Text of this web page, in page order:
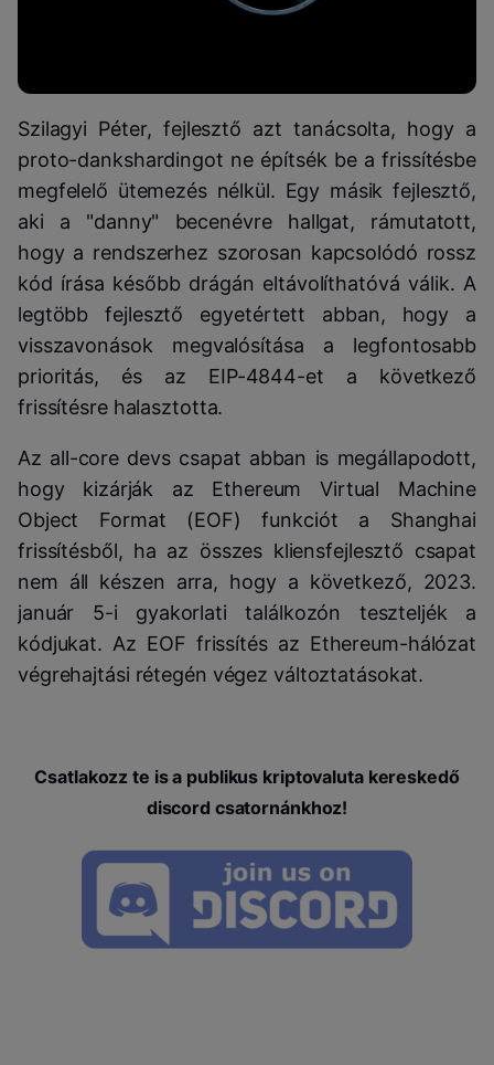
Szilagyi Péter, fejlesztő azt tanácsolta, hogy a
proto-dankshardingot ne építsék be a frissítésbe
megfelelő ütemezés nélkül. Egy másik fejlesztő,
aki a "danny" becenévre hallgat, rámutatott,
hogy a rendszerhez szorosan kapcsolódó rossz
kód írása később drágán eltávolíthatóvá válik. A
legtöbb fejlesztő egyetértett abban, hogy a
visszavonások megvalósítása a legfontosabb
prioritás, és az EIP-4844-et a következő
frissítésre halasztotta.
Az all-core devs csapat abban is megállapodott,
hogy kizárják az Ethereum Virtual Machine
Object Format (EOF) funkciót a Shanghai
frissítésből, ha az összes kliensfejlesztő csapat
nem áll készen arra, hogy a következő, 2023.
január 5-i gyakorlati találkozón teszteljék a
kódjukat. Az EOF frissítés az Ethereum-hálózat
végrehajtási rétegén végez változtatásokat.
Csatlakozz te is a publikus kriptovaluta kereskedő
discord csatornánkhoz!